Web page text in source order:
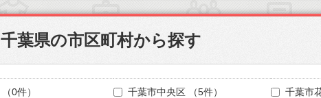
千葉県の市区町村から探す
（0件） 千葉市中央区 （5件） 千葉市